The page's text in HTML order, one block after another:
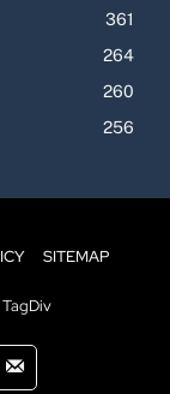
361
264
260
256
SITEMAP